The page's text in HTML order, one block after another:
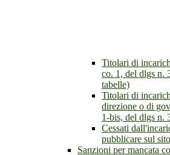
Titolari di
co. 1, del dlgs n.
tabelle)
Titolari di
direzione o di
1-bis, del dlgs n.
Cessati
pubblicare sul
Sanzioni per mancata